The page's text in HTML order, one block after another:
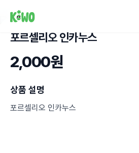
포르셀리오 인카누스
2,000원
상품 설명
포르셀리오 인카누스